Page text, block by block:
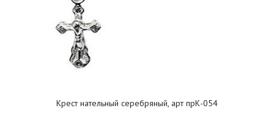
Крест нательный серебряный, арт прК-054